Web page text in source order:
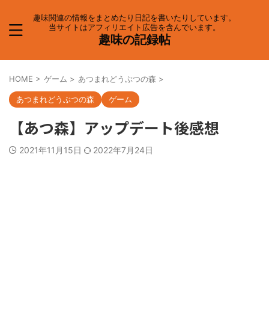
趣味関連の情報をまとめたり日記を書いたりしています。
当サイトはアフィリエイト広告を含んでいます。
趣味の記録帖
HOME > ゲーム > あつまれどうぶつの森 >
あつまれどうぶつの森 ゲーム
【あつ森】アップデート後感想
2021年11月15日 2022年7月24日